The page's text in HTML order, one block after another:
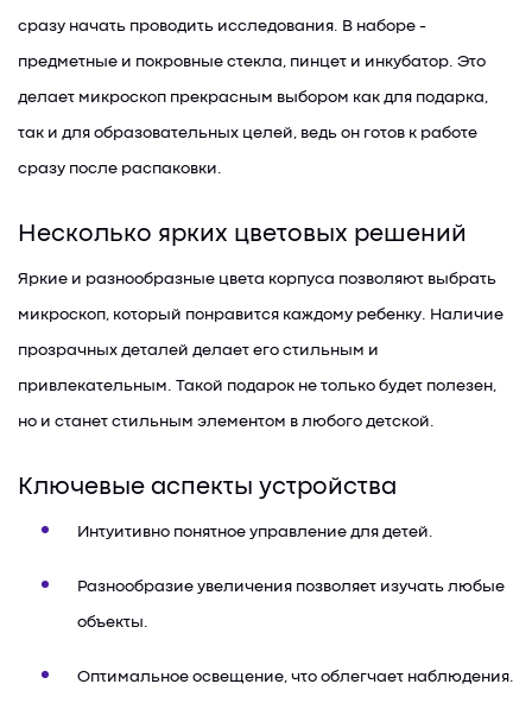
сразу начать проводить исследования. В наборе -
предметные и покровные стекла, пинцет и инкубатор. Это
делает микроскоп прекрасным выбором как для подарка,
так и для образовательных целей, ведь он готов к работе
сразу после распаковки.
Несколько ярких цветовых решений
Яркие и разнообразные цвета корпуса позволяют выбрать
микроскоп, который понравится каждому ребенку. Наличие
прозрачных деталей делает его стильным и
привлекательным. Такой подарок не только будет полезен,
но и станет стильным элементом в любого детской.
Ключевые аспекты устройства
Интуитивно понятное управление для детей.
Разнообразие увеличения позволяет изучать любые
объекты.
Оптимальное освещение, что облегчает наблюдения.